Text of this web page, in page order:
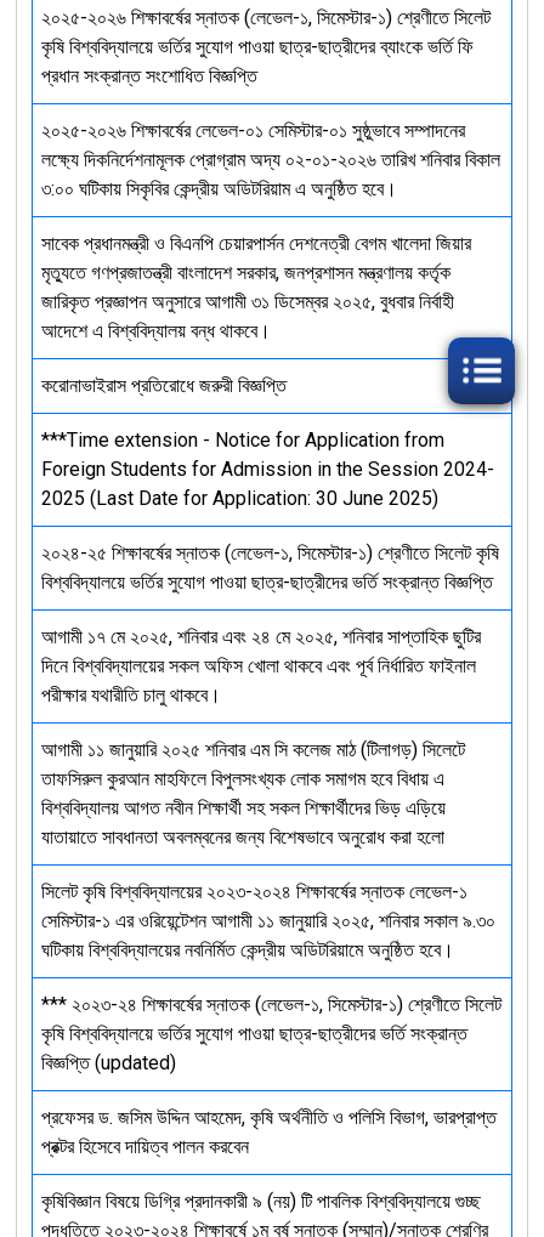
২০২৫-২০২৬ শিক্ষাবর্ষের স্নাতক (লেভেল-১, সিমেস্টার-১) শ্রেণীতে সিলেট
কৃষি বিশ্ববিদ্যালয়ে ভর্তির সুযোগ পাওয়া ছাত্র-ছাত্রীদের ব্যাংকে ভর্তি ফি
প্রধান সংক্রান্ত সংশোধিত বিজ্ঞপ্তি
২০২৫-২০২৬ শিক্ষাবর্ষের লেভেল-০১ সেমিস্টার-০১ সুষ্ঠুভাবে সম্পাদনের
লক্ষ্যে দিকনির্দেশনামূলক প্রোগ্রাম অদ্য ০২-০১-২০২৬ তারিখ শনিবার বিকাল
৩:০০ ঘটিকায় সিকৃবির কেন্দ্রীয় অডিটরিয়াম এ অনুষ্ঠিত হবে।
সাবেক প্রধানমন্ত্রী ও বিএনপি চেয়ারপার্সন দেশনেত্রী বেগম খালেদা জিয়ার
মৃত্যুতে গণপ্রজাতন্ত্রী বাংলাদেশ সরকার, জনপ্রশাসন মন্ত্রণালয় কর্তৃক
জারিকৃত প্রজ্ঞাপন অনুসারে আগামী ৩১ ডিসেম্বর ২০২৫, বুধবার নির্বাহী
আদেশে এ বিশ্ববিদ্যালয় বন্ধ থাকবে।
করোনাভাইরাস প্রতিরোধে জরুরী বিজ্ঞপ্তি
***Time extension - Notice for Application from
Foreign Students for Admission in the Session 2024-
2025 (Last Date for Application: 30 June 2025)
২০২৪-২৫ শিক্ষাবর্ষের স্নাতক (লেভেল-১, সিমেস্টার-১) শ্রেণীতে সিলেট কৃষি
বিশ্ববিদ্যালয়ে ভর্তির সুযোগ পাওয়া ছাত্র-ছাত্রীদের ভর্তি সংক্রান্ত বিজ্ঞপ্তি
আগামী ১৭ মে ২০২৫, শনিবার এবং ২৪ মে ২০২৫, শনিবার সাপ্তাহিক ছুটির
দিনে বিশ্ববিদ্যালয়ের সকল অফিস খোলা থাকবে এবং পূর্ব নির্ধারিত ফাইনাল
পরীক্ষার যথারীতি চালু থাকবে।
আগামী ১১ জানুয়ারি ২০২৫ শনিবার এম সি কলেজ মাঠ (টিলাগড়) সিলেটে
তাফসিরুল কুরআন মাহফিলে বিপুলসংখ্যক লোক সমাগম হবে বিধায় এ
বিশ্ববিদ্যালয় আগত নবীন শিক্ষার্থী সহ সকল শিক্ষার্থীদের ভিড় এড়িয়ে
যাতায়াতে সাবধানতা অবলম্বনের জন্য বিশেষভাবে অনুরোধ করা হলো
সিলেট কৃষি বিশ্ববিদ্যালয়ের ২০২৩-২০২৪ শিক্ষাবর্ষের স্নাতক লেভেল-১
সেমিস্টার-১ এর ওরিয়েন্টেশন আগামী ১১ জানুয়ারি ২০২৫, শনিবার সকাল ৯.৩০
ঘটিকায় বিশ্ববিদ্যালয়ের নবনির্মিত কেন্দ্রীয় অডিটরিয়ামে অনুষ্ঠিত হবে।
*** ২০২৩-২৪ শিক্ষাবর্ষের স্নাতক (লেভেল-১, সিমেস্টার-১) শ্রেণীতে সিলেট
কৃষি বিশ্ববিদ্যালয়ে ভর্তির সুযোগ পাওয়া ছাত্র-ছাত্রীদের ভর্তি সংক্রান্ত
বিজ্ঞপ্তি (updated)
প্রফেসর ড. জসিম উদ্দিন আহমেদ, কৃষি অর্থনীতি ও পলিসি বিভাগ, ভারপ্রাপ্ত
প্রক্টর হিসেবে দায়িত্ব পালন করবেন
কৃষিবিজ্ঞান বিষয়ে ডিগ্রি প্রদানকারী ৯ (নয়) টি পাবলিক বিশ্ববিদ্যালয়ে গুচ্ছ
পদ্ধতিতে ২০২৩-২০২৪ শিক্ষাবর্ষে ১ম বর্ষ স্নাতক (সম্মান)/স্নাতক শ্রেণির